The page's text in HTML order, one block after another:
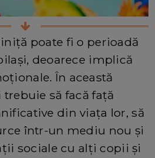
poate fi o perioadă
deoarece implică
În această
să facă față
din viața lor, să
într-un mediu nou și
sociale cu alți copii și